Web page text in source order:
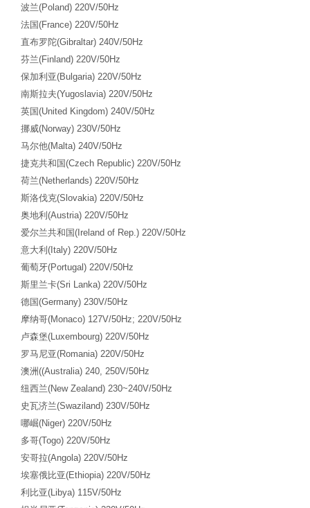
波兰(Poland) 220V/50Hz
法国(France) 220V/50Hz
直布罗陀(Gibraltar) 240V/50Hz
芬兰(Finland) 220V/50Hz
保加利亚(Bulgaria) 220V/50Hz
南斯拉夫(Yugoslavia) 220V/50Hz
英国(United Kingdom) 240V/50Hz
挪威(Norway) 230V/50Hz
马尔他(Malta) 240V/50Hz
捷克共和国(Czech Republic) 220V/50Hz
荷兰(Netherlands) 220V/50Hz
斯洛伐克(Slovakia) 220V/50Hz
奥地利 (Austria) 220V/50Hz
爱尔兰共和国(Ireland of Rep.) 220V/50Hz
意大利 (Italy) 220V/50Hz
葡萄牙(Portugal) 220V/50Hz
斯里兰卡(Sri Lanka) 220V/50Hz
德国(Germany) 230V/50Hz
摩纳哥(Monaco) 127V/50Hz; 220V/50Hz
卢森堡(Luxembourg) 220V/50Hz
罗马尼亚(Romania) 220V/50Hz
澳洲((Australia) 240, 250V/50Hz
纽西兰(New Zealand) 230~240V/50Hz
史瓦济兰(Swaziland) 230V/50Hz
哪崛(Niger) 220V/50Hz
多哥(Togo) 220V/50Hz
安哥拉(Angola) 220V/50Hz
埃塞俄比亚(Ethiopia) 220V/50Hz
利比亚(Libya) 115V/50Hz